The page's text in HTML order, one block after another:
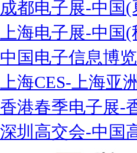
成都电子展-中国
上海电子展-中国
中国电子信息博
上海CES-上海亚
香港春季电子展-
深圳高交会-中国